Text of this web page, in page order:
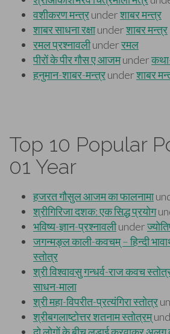
Top 10 Popular
01 Year